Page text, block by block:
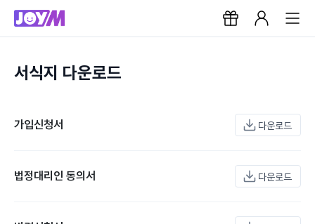
서식지 다운로드
가입신청서 다운로드
법정대리인 동의서 다운로드